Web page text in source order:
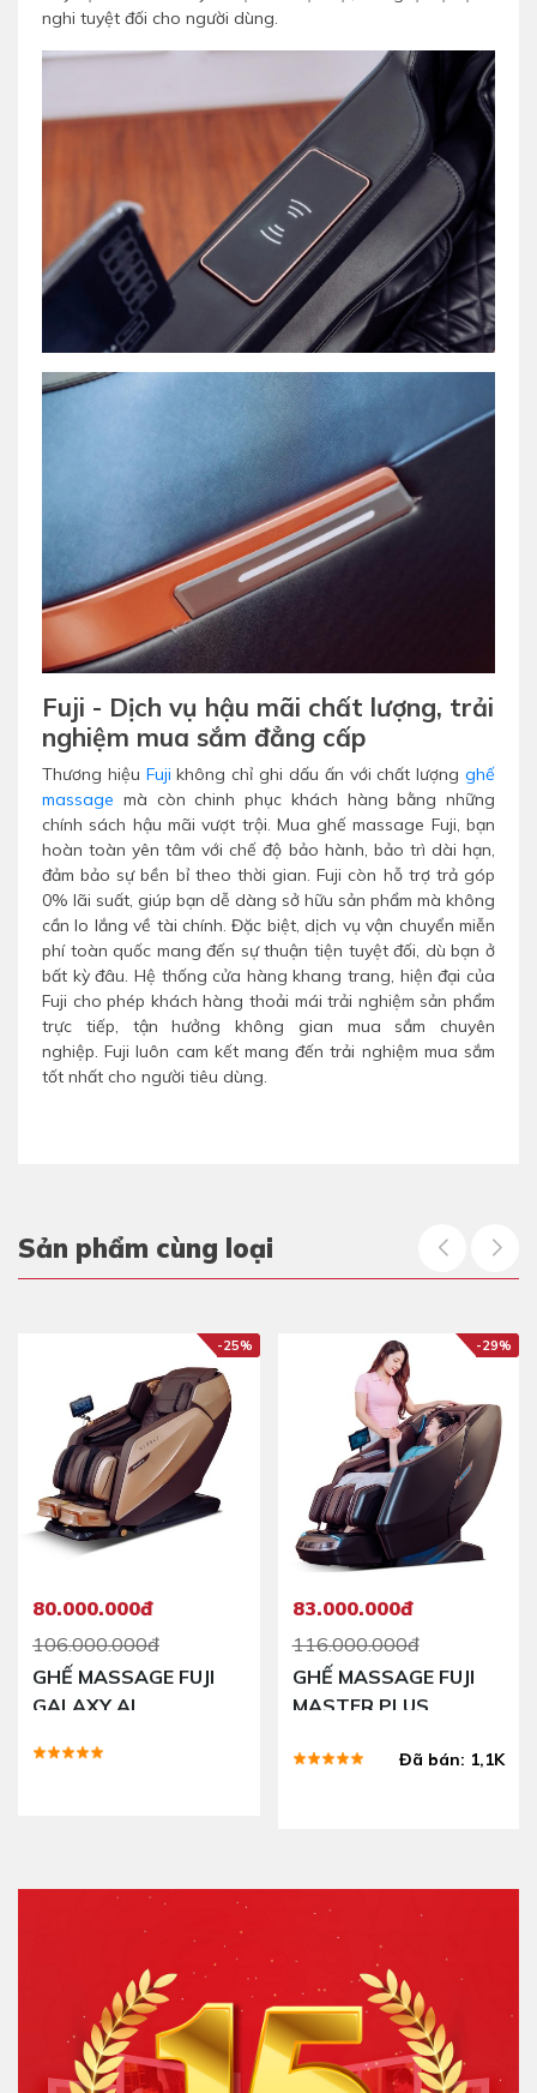
nghi tuyệt đối cho người dùng.
Fuji - Dịch vụ hậu mãi chất lượng, trải
nghiệm mua sắm đẳng cấp
Thương hiệu Fuji không chỉ ghi dấu ấn với chất lượngghế
massage mà còn chinh phục khách hàng bằng những
chính sách hậu mãi vượt trội. Mua ghế massage Fuji, bạn
hoàn toàn yên tâm với chế độ bảo hành, bảo trì dài hạn,
đảm bảo sự bền bỉ theo thời gian. Fuji còn hỗ trợ trả góp
0% lãi suất, giúp bạn dễ dàng sở hữu sản phẩm mà không
cần lo lắng về tài chính. Đặc biệt, dịch vụ vận chuyển miễn
phí toàn quốc mang đến sự thuận tiện tuyệt đối, dù bạn ở
bất kỳ đâu. Hệ thống cửa hàng khang trang, hiện đại của
Fuji cho phép khách hàng thoải mái trải nghiệm sản phẩm
trực tiếp, tận hưởng không gian mua sắm chuyên
nghiệp. Fuji luôn cam kết mang đến trải nghiệm mua sắm
tốt nhất cho người tiêu dùng.
Sản phẩm cùng loại
-25%
80.000.000đ
106.000.000đ
GHẾ MASSAGE FUJI
GALAXY AI
-29%
83.000.000đ
116.000.000đ
GHẾ MASSAGE FUJI
MASTER PLUS
Đã bán: 1,1K